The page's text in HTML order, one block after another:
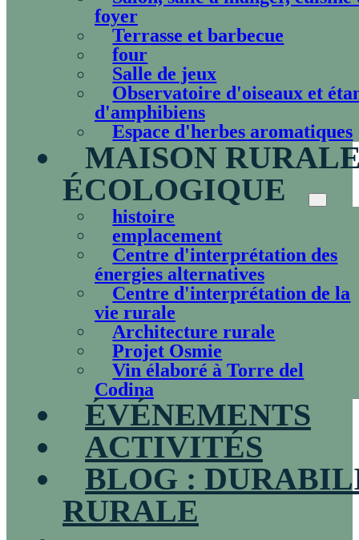
foyer
Terrasse et barbecue
four
Salle de jeux
Observatoire d'oiseaux et
d'amphibiens
Espace d'herbes aromatiques
MAISON
ÉCOLOGIQUE
histoire
emplacement
Centre d'interprétation des
énergies alternatives
Centre d'interprétation de la
vie rurale
Architecture rurale
Projet Osmie
Vin élaboré à Torre del
Codina
ÉVÉNEMENTS
ACTIVITÉS
BLOG :
RURALE